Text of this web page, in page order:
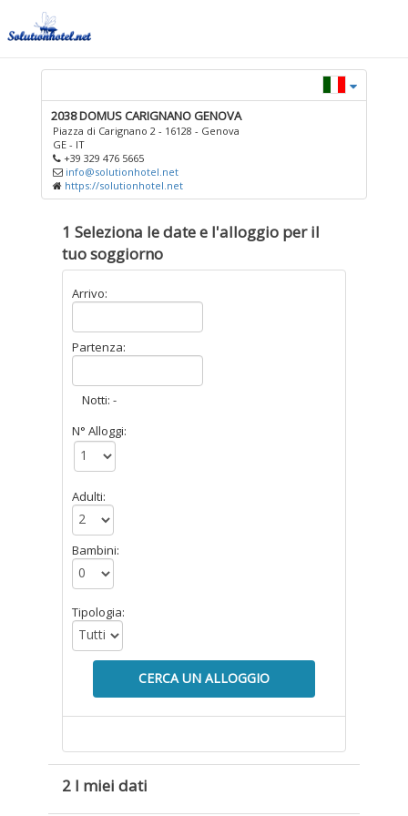
2038 DOMUS CARIGNANO GENOVA
Piazza di Carignano 2 - 16128 - Genova
GE - IT
+39 329 476 5665
info@solutionhotel.net
https://solutionhotel.net
1 Seleziona le date e l'alloggio per il
tuo soggiorno
Arrivo:
Partenza:
Notti: -
N° Alloggi:
Adulti:
Bambini:
Tipologia:
CERCA UN ALLOGGIO
2 I miei dati